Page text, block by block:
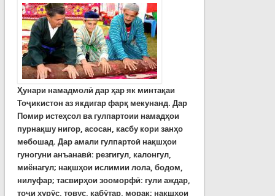
Ҳунари намадмолӣ дар ҳар як минтақаи
Тоҷикистон аз якдигар фарқ мекунанд. Дар
Помир истеҳсол ва гулпартоии намадҳои
пурнақшу нигор, асосан, касбу кори занҳо
мебошад. Дар амали гулпартоӣ нақшҳои
гуногуни анъанавӣ: резгигул, калонгул,
миёнагул; нақшҳои ислимии лола, бодом,
нилуфар; тасвирҳои зооморфӣ: гули аждар,
тоҷи хурӯс, товус, кабӯтар, морак; нақшҳои